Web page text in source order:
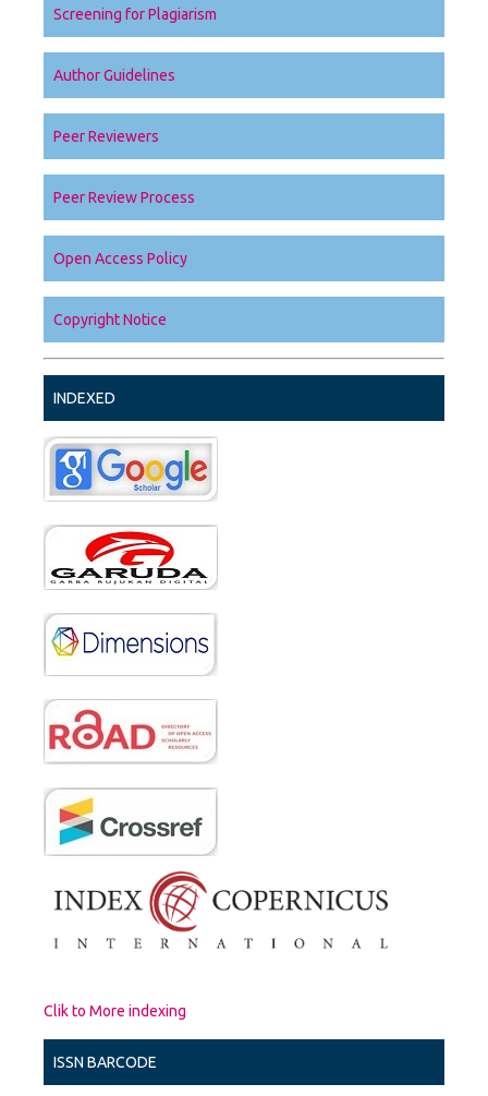
Screening for Plagiarism
Author Guidelines
Peer Reviewers
Peer Review Process
Open Access Policy
Copyright Notice
INDEXED
Clik to More indexing
ISSN BARCODE